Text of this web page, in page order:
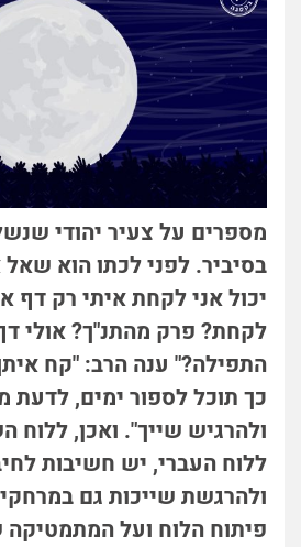
מספרים על צעיר יהודי
בסיביר. לפני לכתו הוא שאל
יכול אני לקחת איתי רק דף
לקחת? פרק מהתנ"ך? אולי
התפילה?" ענה הרב: "קח
כך תוכל לספור ימים, לדעת
ולהרגיש שייך". ואכן, ללוח
ללוח העברי, יש חשיבות
ולהרגשת שייכות גם
פיתוח הלוח ועל המתמטיקה